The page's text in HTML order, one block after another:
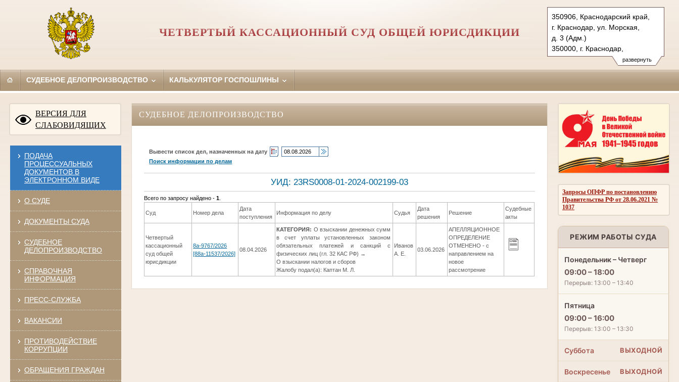
развернуть
350906, Краснодарский край,
г. Краснодар, ул. Морская,
д. 3 (Адм.)
350000, г. Краснодар,
ул. Красная, д.113 (Уг.)
350907, г. Краснодар,
Тел.: (861) 219-24-00
ЧЕТВЕРТЫЙ КАССАЦИОННЫЙ СУД ОБЩЕЙ ЮРИСДИКЦИИ
СУДЕБНОЕ ДЕЛОПРОИЗВОДСТВО КАЛЬКУЛЯТОР ГОСПОШЛИНЫ
ВЕРСИЯ ДЛЯ
СЛАБОВИДЯЩИХ
ПОДАЧА
ПРОЦЕССУАЛЬНЫХ
ДОКУМЕНТОВ В
ЭЛЕКТРОННОМ ВИДЕ
О СУДЕ
ДОКУМЕНТЫ СУДА
СУДЕБНОЕ
ДЕЛОПРОИЗВОДСТВО
СПРАВОЧНАЯ
ИНФОРМАЦИЯ
ПРЕСС-СЛУЖБА
ВАКАНСИИ
ПРОТИВОДЕЙСТВИЕ
КОРРУПЦИИ
ОБРАЩЕНИЯ ГРАЖДАН
Запросы ОПФР по постановлению
Правительства РФ от 28.06.2021 №
1037
РЕЖИМ РАБОТЫ СУДА
Понедельник – Четверг
09:00 – 18:00
Перерыв: 13:00 – 13:40
Пятница
09:00 – 16:00
Перерыв: 13:00 – 13:30
Суббота ВЫХОДНОЙ
Воскресенье ВЫХОДНОЙ
СУДЕБНОЕ ДЕЛОПРОИЗВОДСТВО
Вывести список дел, назначенных на дату
Поиск информации по делам
УИД: 23RS0008-01-2024-002199-03
Всего по запросу найдено -1
Суд Номер дела
Дата
поступления
Информация по делу Судья
Дата
решения
Решение
Судебные
акты
Четвертый
кассационный
суд общей
юрисдикции
8а-9767/2026
[88а-11537/2026]
08.04.2026
КАТЕГОРИЯ: О взыскании денежных сумм
в счет уплаты установленных законом
обязательных платежей и санкций с
физических лиц (гл. 32 КАС РФ) →
О взыскании налогов и сборов
Жалобу подал(а): Каптан М. Л.
Иванов
А. Е.
03.06.2026
АПЕЛЛЯЦИОННОЕ
ОПРЕДЕЛЕНИЕ
ОТМЕНЕНО - с
направлением на
новое
рассмотрение